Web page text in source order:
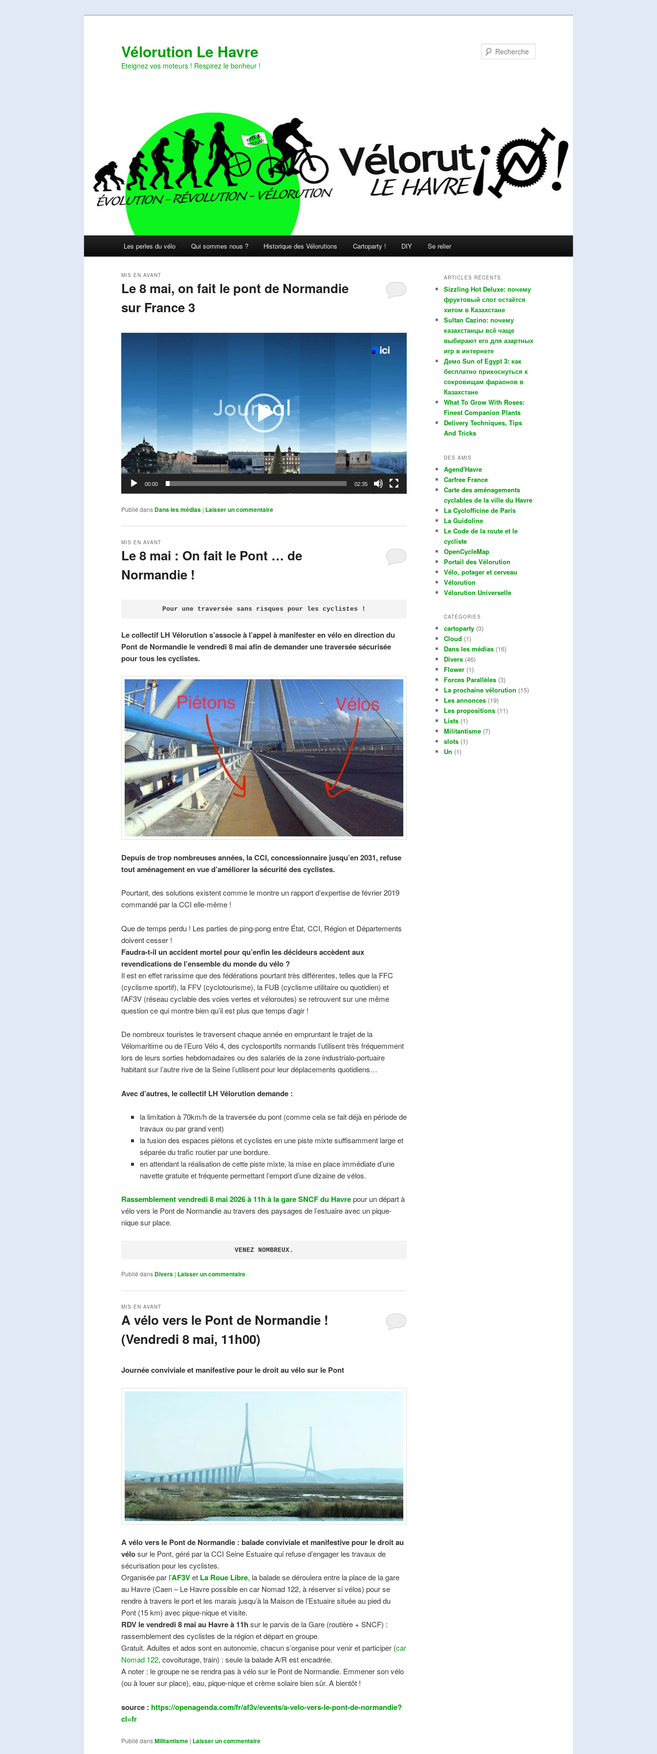
Vélorution Le Havre
Eteignez vos moteurs ! Respirez le bonheur !
Les perles du vélo Qui sommes nous ? Historique des Vélorutions Cartoparty ! DIY Se relier
Le 8 mai, on fait le pont de Normandie
sur France 3
MIS EN AVANT
00:00 02:35
Publié dans Dans les médias | Laisser un commentaire
Le 8 mai : On fait le Pont … de
Normandie !
MIS EN AVANT
Pour une traversée sans risques pour les cyclistes !
Le collectif LH Vélorution s’associe à l’appel à manifester en vélo en direction du
Pont de Normandie le vendredi 8 mai afin de demander une traversée sécurisée
pour tous les cyclistes.
Depuis de trop nombreuses années, la CCI, concessionnaire jusqu’en 2031, refuse
tout aménagement en vue d’améliorer la sécurité des cyclistes.
Pourtant, des solutions existent comme le montre un rapport d’expertise de février 2019
commandé par la CCI elle-même !
Que de temps perdu ! Les parties de ping-pong entre État, CCI, Région et Départements
doivent cesser !
Faudra-t-il un accident mortel pour qu’enfin les décideurs accèdent aux
revendications de l’ensemble du monde du vélo ?
Il est en effet rarissime que des fédérations pourtant très différentes, telles que la FFC
(cyclisme sportif), la FFV (cyclotourisme), la FUB (cyclisme utilitaire ou quotidien) et
l’AF3V (réseau cyclable des voies vertes et véloroutes) se retrouvent sur une même
question ce qui montre bien qu’il est plus que temps d’agir !
De nombreux touristes le traversent chaque année en empruntant le trajet de la
Vélomaritime ou de l’Euro Vélo 4, des cyclosportifs normands l’utilisent très fréquemment
lors de leurs sorties hebdomadaires ou des salariés de la zone industrialo-portuaire
habitant sur l’autre rive de la Seine l’utilisent pour leur déplacements quotidiens…
Avec d’autres, le collectif LH Vélorution demande :
la limitation à 70km/h de la traversée du pont (comme cela se fait déjà en période de
travaux ou par grand vent)
la fusion des espaces piétons et cyclistes en une piste mixte suffisamment large et
séparée du trafic routier par une bordure.
en attendant la réalisation de cette piste mixte, la mise en place immédiate d’une
navette gratuite et fréquente permettant l’emport d’une dizaine de vélos.
Rassemblement vendredi 8 mai 2026 à 11h à la gare SNCF du Havrepour un départ à
vélo vers le Pont de Normandie au travers des paysages de l’estuaire avec un pique-
nique sur place.
VENEZ NOMBREUX.
Publié dans Divers | Laisser un commentaire
A vélo vers le Pont de Normandie !
(Vendredi 8 mai, 11h00)
MIS EN AVANT
Journée conviviale et manifestive pour le droit au vélo sur le Pont
A vélo vers le Pont de Normandie : balade conviviale et manifestivepour le droit au
vélosur le Pont, géré par la CCI Seine Estuaire qui refuse d’engager les travaux de
sécurisation pour les cyclistes.
Organisée par l’AF3Vet La Roue Libre, la balade se déroulera entre la place de la gare
au Havre (Caen – Le Havre possible en car Nomad 122, à réserver si vélos) pour se
rendre à travers le port et les marais jusqu’à la Maison de l’Estuaire située au pied du
Pont (15 km) avec pique-nique et visite.
RDV le vendredi 8 mai au Havre à 11h sur le parvis de la Gare (routière + SNCF) :
rassemblement des cyclistes de la région et départ en groupe.
Gratuit. Adultes et ados sont en autonomie, chacun s’organise pour venir et participer (car
Nomad 122, covoiturage, train) : seule la balade A/R est encadrée.
A noter : le groupe ne se rendra pas à vélo sur le Pont de Normandie. Emmener son vélo
(ou à louer sur place), eau, pique-nique et crème solaire bien sûr. A bientôt !
source : https://openagenda.com/fr/af3v/events/a-velo-vers-le-pont-de-normandie?
cl=fr
Publié dansMilitantisme | Laisser un commentaire
ARTICLES RÉCENTS
Sizzling Hot Deluxe: почему
фруктовый слот остаётся
хитом в Казахстане
Sultan Cazino: почему
казахстанцы всё чаще
выбирают его для азартных
игр в интернете
Демо Sun of Egypt 3: как
бесплатно прикоснуться к
сокровищам фараонов в
Казахстане
What To Grow With Roses:
Finest Companion Plants
Delivery Techniques, Tips
And Tricks
DES AMIS
Agend'Havre
Carfree France
Carte des aménagements
cyclables de la ville du Havre
La Cyclofficine de Paris
La Guidoline
Le Code de la route et le
cycliste
OpenCycleMap
Portail des Vélorution
Vélo, potager et cerveau
Vélorution
Vélorution Universelle
CATÉGORIES
cartoparty (3)
Cloud (1)
Dans les médias (16)
Divers (46)
Flower (1)
Forces Parallèles (3)
La prochaine vélorution (15)
Les annonces (19)
Les propositions (11)
Lists (1)
Militantisme (7)
slots (1)
Un (1)